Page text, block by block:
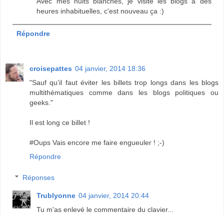
heures inhabituelles, c'est nouveau ça :)
Répondre
croisepattes 04 janvier, 2014 18:36
"Sauf qu’il faut éviter les billets trop longs dans les blogs
multithématiques comme dans les blogs politiques ou
geeks."
Il est long ce billet !
#Oups Vais encore me faire engueuler ! ;-)
Répondre
Réponses
Trublyonne 04 janvier, 2014 20:44
Tu m'as enlevé le commentaire du clavier...